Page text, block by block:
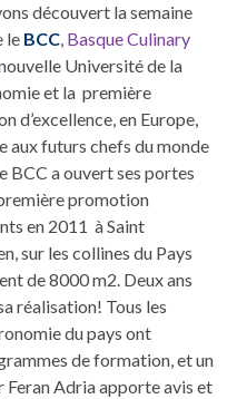
découvert la semaine
le BCC, Basque Culinary
Université de la
et la première
d’excellence, en Europe,
aux futurs chefs du monde
BCC a ouvert ses portes
promotion
en 2011 à Saint
sur les collines du Pays
de 8000 m2. Deux ans
réalisation! Tous les
du pays ont
de formation, et un
Adria apporte avis et